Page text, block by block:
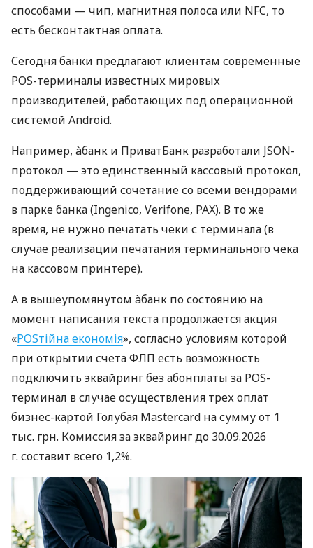
способами — чип, магнитная полоса или NFC, то
есть бесконтактная оплата.
Сегодня банки предлагают клиентам современные
POS-терминалы известных мировых
производителей, работающих под операционной
системой Android.
Например, àбанк и ПриватБанк разработали JSON-
протокол — это единственный кассовый протокол,
поддерживающий сочетание со всеми вендорами
в парке банка (Ingenico, Verifone, PAX). В то же
время, не нужно печатать чеки с терминала (в
случае реализации печатания терминального чека
на кассовом принтере).
А в вышеупомянутом àбанк по состоянию на
момент написания текста продолжается акция
«POSтійна економія», согласно условиям которой
при открытии счета ФЛП есть возможность
подключить эквайринг без абонплаты за POS-
терминал в случае осуществления трех оплат
бизнес-картой Голубая Mastercard на сумму от 1
тыс. грн. Комиссия за эквайринг до 30.09.2026
г. составит всего 1,2%.